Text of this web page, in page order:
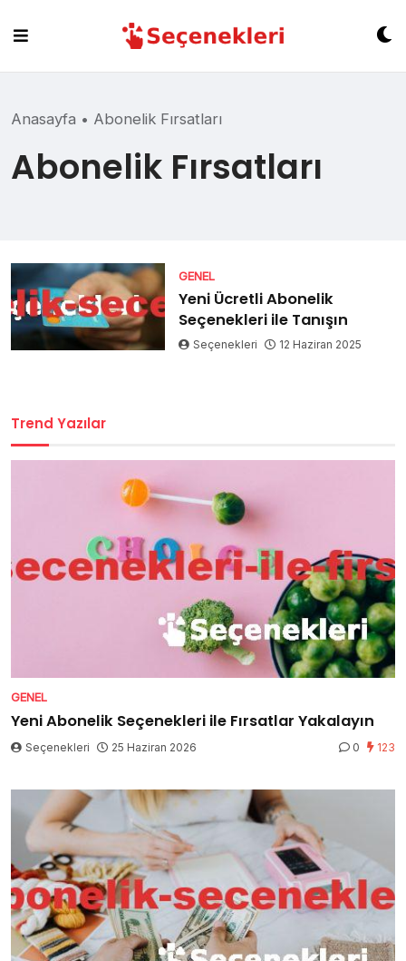
content
Anasayfa • Abonelik Fırsatları
Abonelik Fırsatları
GENEL
Yeni Ücretli Abonelik
Seçenekleri ile Tanışın
Seçenekleri 12 Haziran 2025
Trend Yazılar
GENEL
Yeni Abonelik Seçenekleri ile Fırsatlar Yakalayın
Seçenekleri 25 Haziran 2026 0 123